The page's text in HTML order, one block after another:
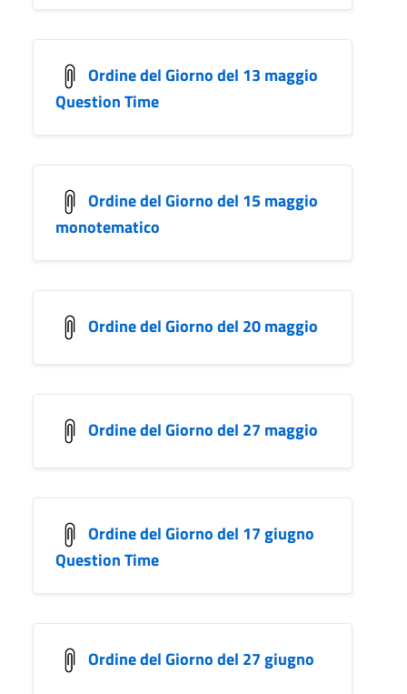
Ordine del Giorno del 13 maggio
Question Time
Ordine del Giorno del 15 maggio
monotematico
Ordine del Giorno del 20 maggio
Ordine del Giorno del 27 maggio
Ordine del Giorno del 17 giugno
Question Time
Ordine del Giorno del 27 giugno